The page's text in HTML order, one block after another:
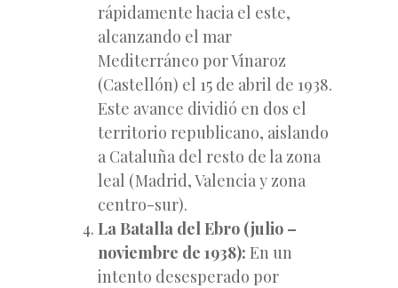
rápidamente hacia el este,
alcanzando el mar
Mediterráneo por Vinaroz
(Castellón) el 15 de abril de 1938.
Este avance dividió en dos el
territorio republicano, aislando
a Cataluña del resto de la zona
leal (Madrid, Valencia y zona
centro-sur).
La Batalla del Ebro (julio –
noviembre de 1938): En un
intento desesperado por